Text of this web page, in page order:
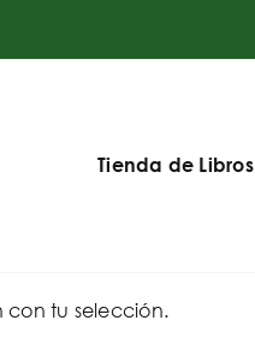
Tienda de Libros
tu selección.